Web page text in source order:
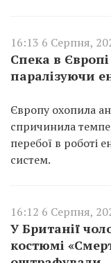
16:13 6 Серпня,
Спека в
паралізуючи
Європу охопила
спричинила
перебої в роботі
систем.
16:12 6 Серпня,
У Британії
костюмі